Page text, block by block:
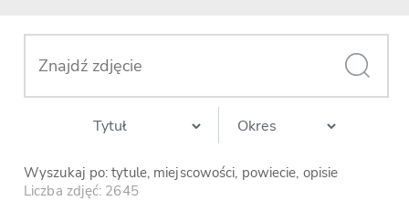
Wyszukaj po: tytule, miejscowości, powiecie, opisie
Liczba zdjęć: 2645